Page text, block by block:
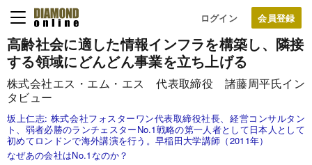
ログイン
高齢社会に適した情報インフラを構築し、 隣接
する領域にどんどん事業を立ち上げる
株式会社エス・エム・エス 代表取締役 諸藤周平氏イン
タビュー
坂上仁志: 株式会社フォスターワン代表取締役社長、経営コンサルタン
ト、弱者必勝のランチェスターNo.1戦略の第一人者として日本人として
初めてロンドンで海外講演を行う。早稲田大学講師（2011年）
なぜあの会社はNo.1なのか？